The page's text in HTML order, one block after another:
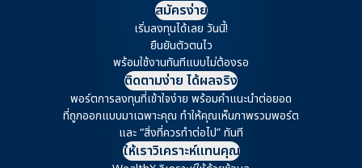
สมัครง่าย
เริ่มลงทุนได้เลย วันนี้!
ยืนยันตัวตนไว
พร้อมใช้งานทันทีแบบไม่ต้องรอ
ติดตามง่าย ได้ผลจริง
พอร์ตการลงทุนที่เข้าใจง่าย พร้อมคำแนะนำต่อยอด
ที่ถูกออกแบบมาเฉพาะคุณ ทำให้คุณเห็นภาพรวมพอร์ต
และ “สิ่งที่ควรทำต่อไป” ทันที
ให้เราวิเคราะห์แทนคุณ